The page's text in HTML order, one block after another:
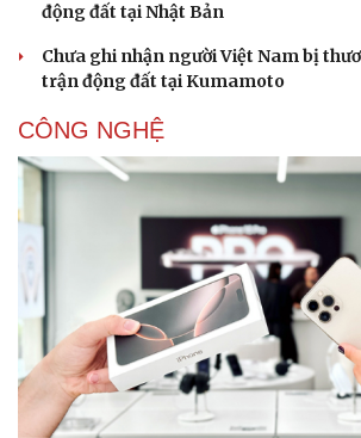
Du lịch
Tư vấn
Săn Tour
Podcast
Đọc
Cửa sổ
Kể
Hạt
động đất tại Nhật Bản
Chưa ghi nhận người Việt Nam bị
trận động đất tại Kumamoto
CÔNG NGHỆ